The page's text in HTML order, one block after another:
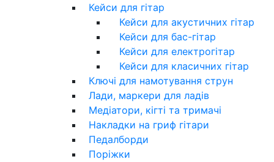
Кейси для гітар
Кейси для акустичних гітар
Кейси для бас-гітар
Кейси для електрогітар
Кейси для класичних гітар
Ключі для намотування струн
Лади, маркери для ладів
Медіатори, кігті та тримачі
Накладки на гриф гітари
Педалборди
Поріжки